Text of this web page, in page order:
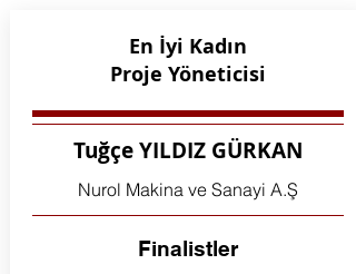
En İyi Kadın
Proje Yöneticisi
Tuğçe YILDIZ GÜRKAN
Nurol Makina ve Sanayi A.Ş
Finalistler